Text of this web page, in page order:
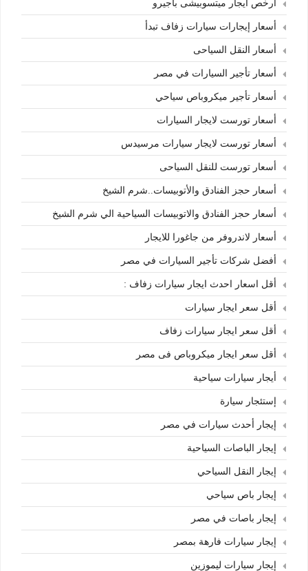
أرخص ايجار ميتسوبيشى باجيرو
أسعار إيجارات سيارات زفاف تبدأ
أسعار النقل السياحى
أسعار تأجير السيارات في مصر
أسعار تأجير ميكروباص سياحي
أسعار تورست لايجار السيارات
أسعار تورست لايجار سيارات مرسيدس
أسعار تورست للنقل السياحى
أسعار حجز الفنادق والأتوبيسات..شرم الشيخ
أسعار حجز الفنادق والاتوبيسات السياحية الي شرم الشيخ
أسعار لاندروفر من جاغورا للايجار
أفضل شركات تأجير السيارات في مصر
أقل اسعار احدث ايجار سيارات زفاف :
أقل سعر ايجار سيارات
أقل سعر ايجار سيارات زفاف
أقل سعر ايجار ميكروباص فى مصر
أيجار سيارات سياحية
إستئجار سيارة
إيجار أحدث سيارات في مصر
إيجار الباصات السياحية
إيجار النقل السياحي
إيجار باص سياحي
إيجار باصات في مصر
إيجار سيارات فارهة بمصر
إيجار سيارات ليموزين